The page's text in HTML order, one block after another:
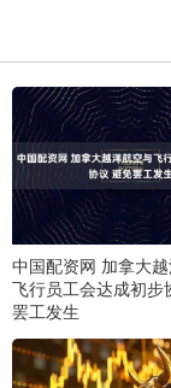
中国配资网 加拿大
飞行员工会达成初步
罢工发生